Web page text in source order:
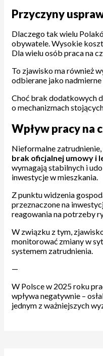
Przyczyny
Dlaczego tak wielu
obywatele. Wysokie
Dla wielu osób praca na
To zjawisko ma również
odbierane jako
Choć brak dodatkowych
o mechanizmach
Wpływ pracy na
Nieformalne
brak oficjalnej umowy i
wymagają stabilnych i
inwestycje w mieszkania.
Z punktu widzenia
przeznaczone na
reagowania na potrzeby
W związku z tym,
monitorować zmiany w
systemem zatrudnienia.
—
W Polsce w 2025 roku
wpływa negatywnie –
jednym z ważniejszych